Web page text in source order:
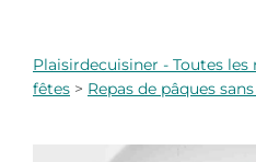
Plaisirdecuisiner - Toutes
fêtes > Repas de pâques